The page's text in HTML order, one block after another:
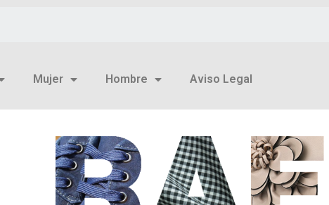
Mujer Hombre Aviso Legal